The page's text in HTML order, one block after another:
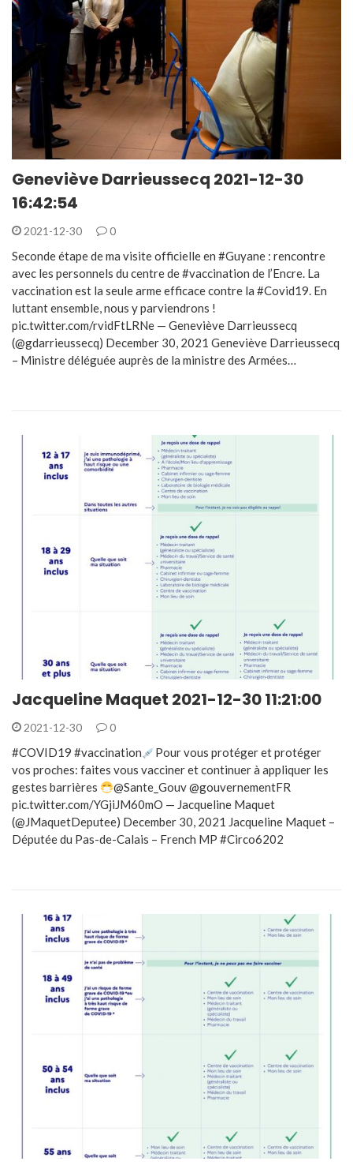
Geneviève Darrieussecq 2021-12-30
16:42:54
2021-12-30 0
Seconde étape de ma visite officielle en #Guyane : rencontre
avec les personnels du centre de #vaccination de l’Encre. La
vaccination est la seule arme efficace contre la #Covid19. En
luttant ensemble, nous y parviendrons !
pic.twitter.com/rvidFtLRNe — Geneviève Darrieussecq
(@gdarrieussecq) December 30, 2021 Geneviève Darrieussecq
– Ministre déléguée auprès de la ministre des Armées…
Jacqueline Maquet 2021-12-30 11:21:00
2021-12-30 0
#COVID19 #vaccination
Pour vous protéger et protéger
vos proches: faites vous vacciner et continuer à appliquer les
gestes barrières
@Sante_Gouv @gouvernementFR
pic.twitter.com/YGjiJM60mO — Jacqueline Maquet
(@JMaquetDeputee) December 30, 2021 Jacqueline Maquet –
Députée du Pas-de-Calais – French MP #Circo6202